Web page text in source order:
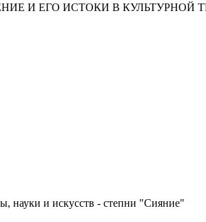
И ЕГО ИСТОКИ В КУЛЬТУРНОЙ
науки и искусств - степни "Сияние"